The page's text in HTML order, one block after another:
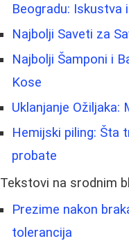
Beogradu: Iskustva
Najbolji Saveti za
Najbolji Šamponi i
Kose
Uklanjanje Ožiljaka:
Hemijski piling: Šta
probate
Tekstovi na srodnim
Prezime nakon
tolerancija